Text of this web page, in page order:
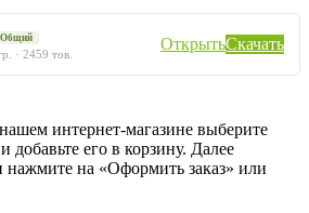
Общий
· 2459 тов.
ОткрытьСкачать
интернет-магазине выберите
добавьте его в корзину. Далее
нажмите на «Оформить заказ» или